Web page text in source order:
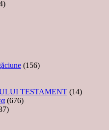
(156)
TESTAMENT (14)
(676)